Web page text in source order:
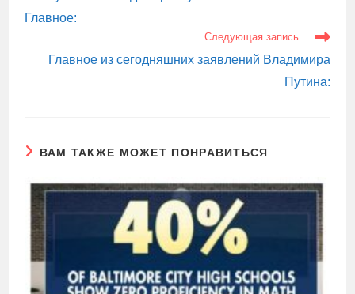
Главное:
Следующая запись
Главное из сегодняшних заявлений Владимира
Путина:
ВАМ ТАКЖЕ МОЖЕТ ПОНРАВИТЬСЯ